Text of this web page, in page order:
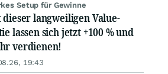
Setup für Gewinne
langweiligen Value-
lassen sich jetzt +100 % und
verdienen!
19:43